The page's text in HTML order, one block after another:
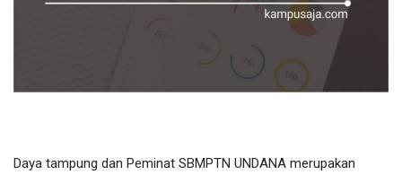
Daya tampung dan Peminat SBMPTN UNDANA merupakan